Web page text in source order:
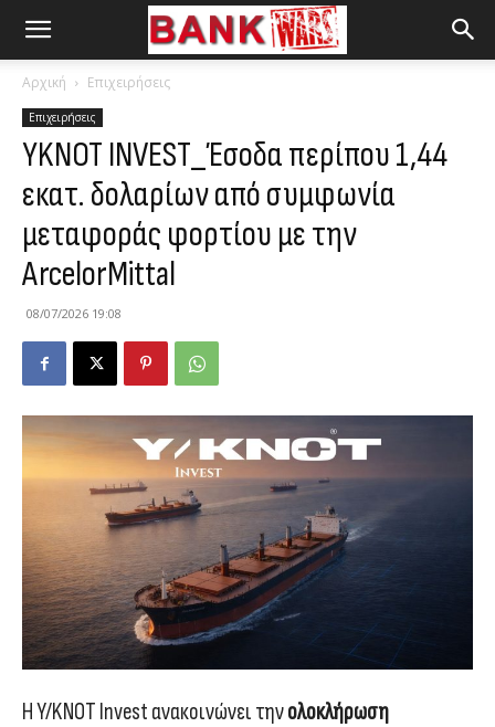
Αρχική Επιχειρήσεις
Επιχειρήσεις
YKNOT INVEST_Έσοδα περίπου 1,44
εκατ. δολαρίων από συμφωνία
μεταφοράς φορτίου με την
ArcelorMittal
08/07/2026 19:08
Η Y/KNOT Invest ανακοινώνει τηνολοκλήρωση